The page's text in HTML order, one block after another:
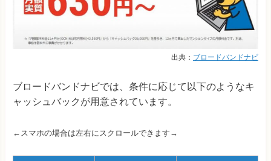
出典： ブロードバンドナビ
ブロードバンドナビでは、条件に応じて以下のようなキ
ャッシュバックが用意されています。
←スマホの場合は左右にスクロールできます→